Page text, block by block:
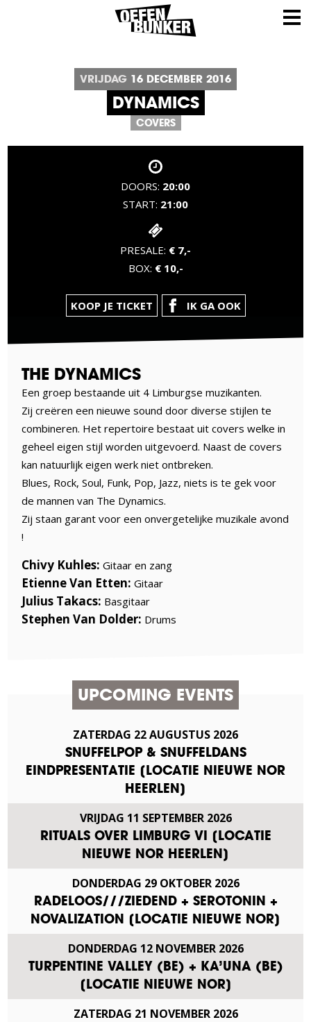
VRIJDAG 16 DECEMBER 2016
DYNAMICS
COVERS
DOORS: 20:00
START: 21:00
PRESALE: € 7,-
BOX: € 10,-
KOOP JE TICKET IK GA OOK
THE DYNAMICS
Een groep bestaande uit 4 Limburgse muzikanten.
Zij creëren een nieuwe sound door diverse stijlen te
combineren. Het repertoire bestaat uit covers welke in
geheel eigen stijl worden uitgevoerd. Naast de covers
kan natuurlijk eigen werk niet ontbreken.
Blues, Rock, Soul, Funk, Pop, Jazz, niets is te gek voor
de mannen van The Dynamics.
Zij staan garant voor een onvergetelijke muzikale avond
!
Chivy Kuhles: Gitaar en zang
Etienne Van Etten: Gitaar
Julius Takacs: Basgitaar
Stephen Van Dolder: Drums
UPCOMING EVENTS
ZATERDAG 22AUGUSTUS 2026
SNUFFELPOP & SNUFFELDANS
EINDPRESENTATIE [LOCATIE NIEUWE NOR
HEERLEN]
VRIJDAG 11 SEPTEMBER 2026
RITUALS OVER LIMBURG VI [LOCATIE
NIEUWE NOR HEERLEN]
DONDERDAG 29 OKTOBER 2026
RADELOOS///ZIEDEND + SEROTONIN +
NOVALIZATION [LOCATIE NIEUWE NOR]
DONDERDAG 12 NOVEMBER 2026
TURPENTINE VALLEY (BE) + KA’UNA (BE)
[LOCATIE NIEUWE NOR]
ZATERDAG 21 NOVEMBER 2026